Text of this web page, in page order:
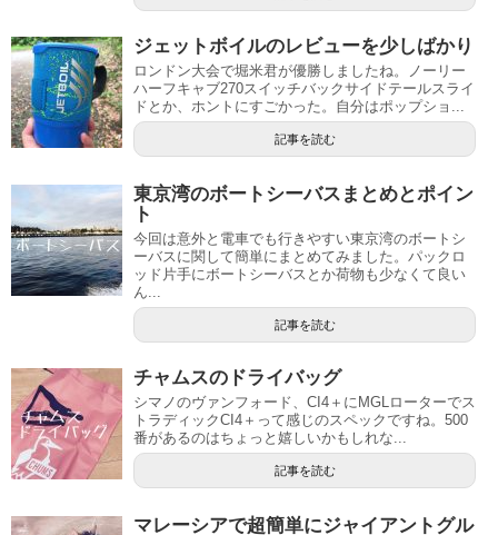
ジェットボイルのレビューを少しばかり
ロンドン大会で堀米君が優勝しましたね。ノーリー
ハーフキャブ270スイッチバックサイドテールスライ
ドとか、ホントにすごかった。自分はポップショ...
記事を読む
東京湾のボートシーバスまとめとポイン
ト
今回は意外と電車でも行きやすい東京湾のボートシ
ーバスに関して簡単にまとめてみました。パックロ
ッド片手にボートシーバスとか荷物も少なくて良い
ん...
記事を読む
チャムスのドライバッグ
シマノのヴァンフォード、CI4＋にMGLローターでス
トラディックCI4＋って感じのスペックですね。500
番があるのはちょっと嬉しいかもしれな...
記事を読む
マレーシアで超簡単にジャイアントグル